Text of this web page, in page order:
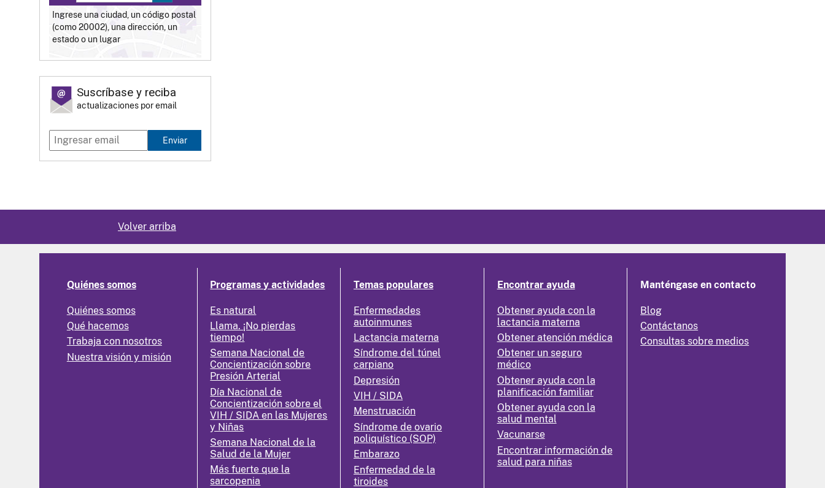
Ingrese una ciudad, un código postal
(como 20002), una dirección, un
estado o un lugar
Suscríbase y reciba
actualizaciones por email
Enviar
Volver arriba
Quiénes somos
Quiénes somos
Qué hacemos
Trabaja con nosotros
Nuestra visión y misión
Programas y actividades
Es natural
Llama. ¡No pierdas
tiempo!
Semana Nacional de
Concientización sobre
Presión Arterial
Día Nacional de
Concientización sobre el
VIH / SIDA en las Mujeres
y Niñas
Semana Nacional de la
Salud de la Mujer
Más fuerte que la
sarcopenia
Temas populares
Enfermedades
autoinmunes
Lactancia materna
Síndrome del túnel
carpiano
Depresión
VIH / SIDA
Menstruación
Síndrome de ovario
poliquístico (SOP)
Embarazo
Enfermedad de la
tiroides
Encontrar ayuda
Obtener ayuda con la
lactancia materna
Obtener atención médica
Obtener un seguro
médico
Obtener ayuda con la
planificación familiar
Obtener ayuda con la
salud mental
Vacunarse
Encontrar información de
salud para niñas
Manténgase en contacto
Blog
Contáctanos
Consultas sobre medios